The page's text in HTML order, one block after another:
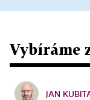
Vybíráme
JAN